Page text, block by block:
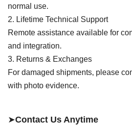
normal use.
2. Lifetime Technical Support
Remote assistance available for
and integration.
3. Returns & Exchanges
For damaged shipments, please
with photo evidence.
➤Contact Us Anytime